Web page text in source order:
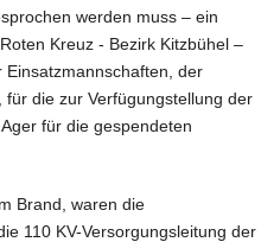
werden muss – ein
Kreuz - Bezirk Kitzbühel –
Einsatzmannschaften, der
die zur Verfügungstellung der
für die gespendeten
Brand, waren die
110 KV-Versorgungsleitung der